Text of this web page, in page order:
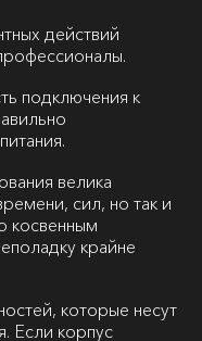
действий
подключения к
велика
сил, но так и
косвенным
крайне
которые несут
Если корпус